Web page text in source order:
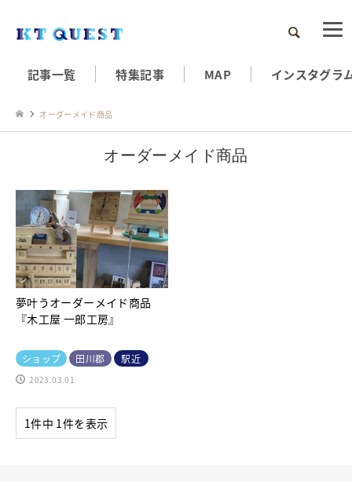
検索
記事一覧 特集記事 MAP インスタグラ
オーダーメイド商品
オーダーメイド商品
夢叶うオーダーメイド商品
『木工屋 一郎工房』
ショップ 田川郡 駅近
2023.03.01
1件中 1件を表示